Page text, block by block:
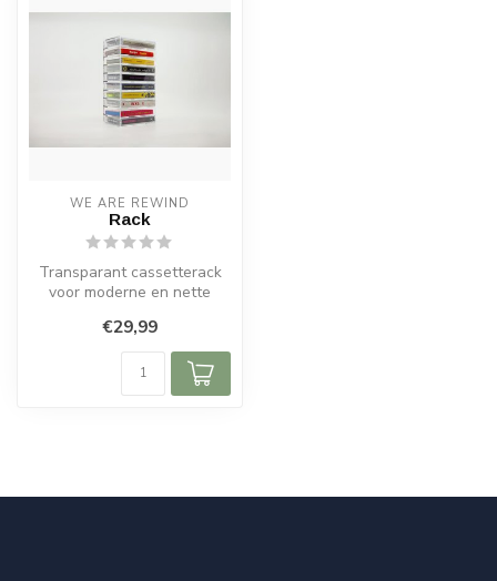
WE ARE REWIND
Rack
Transparant cassetterack
voor moderne en nette
cassettecollec...
€29,99